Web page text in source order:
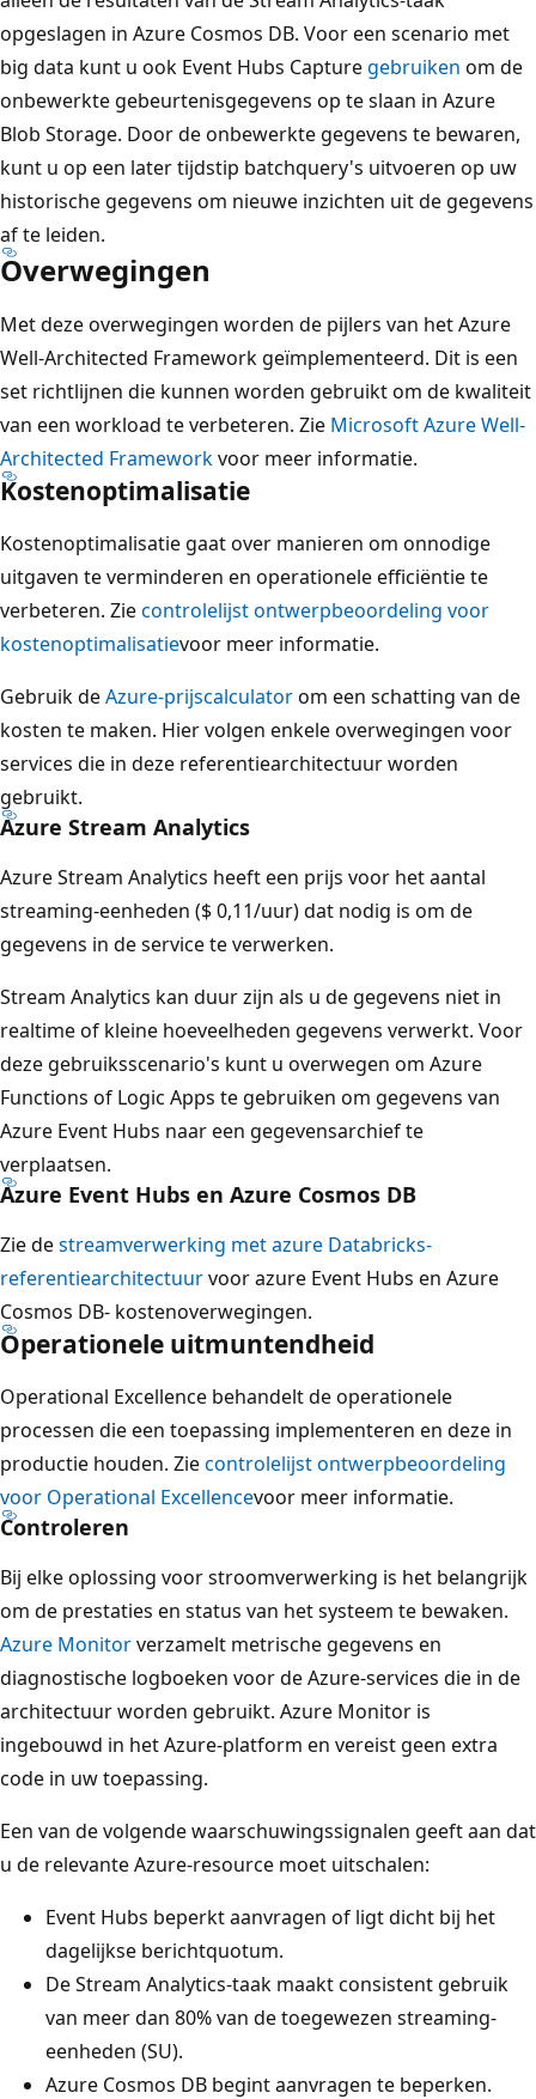
opgeslagen in Azure Cosmos DB. Voor een scenario met
big data kunt u ook Event Hubs Capturegebruiken om de
onbewerkte gebeurtenisgegevens op te slaan in Azure
Blob Storage. Door de onbewerkte gegevens te bewaren,
kunt u op een later tijdstip batchquery's uitvoeren op uw
historische gegevens om nieuwe inzichten uit de gegevens
af te leiden.
Overwegingen
Met deze overwegingen worden de pijlers van het Azure
Well-Architected Framework geïmplementeerd. Dit is een
set richtlijnen die kunnen worden gebruikt om de kwaliteit
van een workload te verbeteren. Zie Microsoft Azure Well-
Architected Frameworkvoor meer informatie.
Kostenoptimalisatie
Kostenoptimalisatie gaat over manieren om onnodige
uitgaven te verminderen en operationele efficiëntie te
verbeteren. Ziecontrolelijst ontwerpbeoordeling voor
kostenoptimalisatievoor meer informatie.
Gebruik deAzure-prijscalculatorom een schatting van de
kosten te maken. Hier volgen enkele overwegingen voor
services die in deze referentiearchitectuur worden
gebruikt.
Azure Stream Analytics
Azure Stream Analytics heeft een prijs voor het aantal
streaming-eenheden ($ 0,11/uur) dat nodig is om de
gegevens in de service te verwerken.
Stream Analytics kan duur zijn als u de gegevens niet in
realtime of kleine hoeveelheden gegevens verwerkt. Voor
deze gebruiksscenario's kunt u overwegen om Azure
Functions of Logic Apps te gebruiken om gegevens van
Azure Event Hubs naar een gegevensarchief te
verplaatsen.
Azure Event Hubs en Azure Cosmos DB
Zie destreamverwerking met azure Databricks-
referentiearchitectuurvoor azure Event Hubs en Azure
Cosmos DB- kostenoverwegingen.
Operationele uitmuntendheid
Operational Excellence behandelt de operationele
processen die een toepassing implementeren en deze in
productie houden. Ziecontrolelijst ontwerpbeoordeling
voor Operational Excellencevoor meer informatie.
Controleren
Bij elke oplossing voor stroomverwerking is het belangrijk
om de prestaties en status van het systeem te bewaken.
Azure Monitorverzamelt metrische gegevens en
diagnostische logboeken voor de Azure-services die in de
architectuur worden gebruikt. Azure Monitor is
ingebouwd in het Azure-platform en vereist geen extra
code in uw toepassing.
Een van de volgende waarschuwingssignalen geeft aan dat
u de relevante Azure-resource moet uitschalen:
Event Hubs beperkt aanvragen of ligt dicht bij het
dagelijkse berichtquotum.
De Stream Analytics-taak maakt consistent gebruik
van meer dan 80% van de toegewezen streaming-
eenheden (SU).
Azure Cosmos DB begint aanvragen te beperken.